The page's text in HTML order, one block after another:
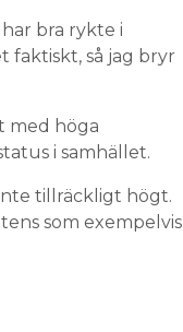
bra rykte i
faktiskt, så jag bryr
med höga
i samhället.
tillräckligt högt.
som exempelvis